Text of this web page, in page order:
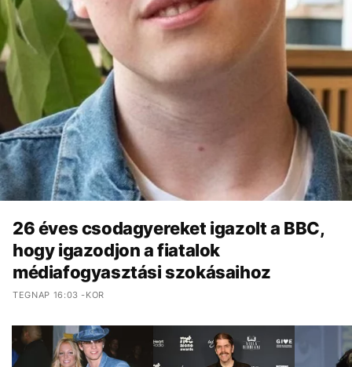
26 éves csodagyereket igazolt a BBC,
hogy igazodjon a fiatalok
médiafogyasztási szokásaihoz
TEGNAP 16:03 -KOR